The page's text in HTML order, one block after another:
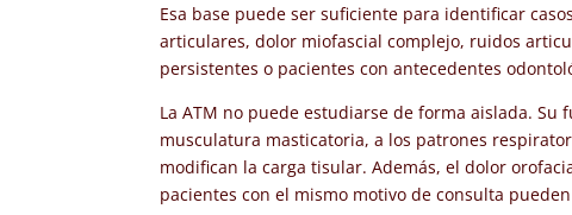
Esa base puede ser suficiente para identificar
articulares, dolor miofascial complejo, ruidos
persistentes o pacientes con antecedentes
La ATM no puede estudiarse de forma aislada.
musculatura masticatoria, a los patrones
modifican la carga tisular. Además, el dolor
pacientes con el mismo motivo de consulta